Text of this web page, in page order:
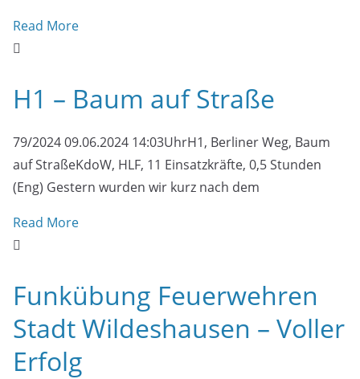
Read More
H1 – Baum auf Straße
79/2024 09.06.2024 14:03UhrH1, Berliner Weg, Baum
auf StraßeKdoW, HLF, 11 Einsatzkräfte, 0,5 Stunden
(Eng) Gestern wurden wir kurz nach dem
Read More
Funkübung Feuerwehren
Stadt Wildeshausen – Voller
Erfolg